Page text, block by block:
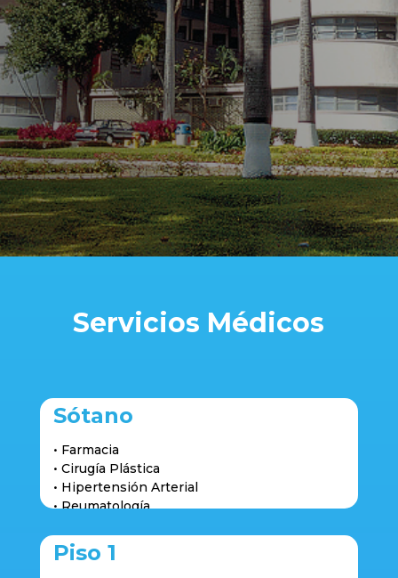
Servicios Médicos
Sótano
• Farmacia
• Cirugía Plástica
• Hipertensión Arterial
• Reumatología
Piso 1